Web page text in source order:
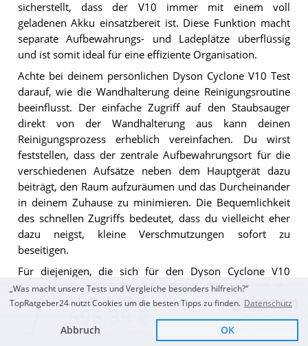
Zum Top Angebot
KOSTENLOSE LIEFERUNG Sofort Lieferbar
sicherstellt, dass der V10 immer mit einem voll
geladenen Akku einsatzbereit ist. Diese Funktion macht
separate Aufbewahrungs- und Ladeplätze überflüssig
und ist somit ideal für eine effiziente Organisation.
Achte bei deinem persönlichen Dyson Cyclone V10 Test
darauf, wie die Wandhalterung deine Reinigungsroutine
beeinflusst. Der einfache Zugriff auf den Staubsauger
direkt von der Wandhalterung aus kann deinen
Reinigungsprozess erheblich vereinfachen. Du wirst
feststellen, dass der zentrale Aufbewahrungsort für die
verschiedenen Aufsätze neben dem Hauptgerät dazu
beiträgt, den Raum aufzuräumen und das Durcheinander
in deinem Zuhause zu minimieren. Die Bequemlichkeit
des schnellen Zugriffs bedeutet, dass du vielleicht eher
dazu neigst, kleine Verschmutzungen sofort zu
beseitigen.
Für diejenigen, die sich für den Dyson Cyclone V10
Animal interessieren, wird die Wandhalterung durch die
Vielfalt des verfügbaren Zubehörs, das speziell für
umfassende Reinigungsaufgaben im Haus und im Auto
entwickelt wurde, noch wertvoller. Die praktische
„Was macht unsere Tests und Vergleiche besonders hilfreich?“
TopRatgeber24 nutzt Cookies um die besten Tipps zu finden. Datenschutz
Abbruch OK